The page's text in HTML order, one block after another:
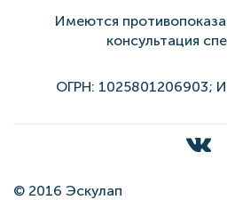
Имеются
консультация
ОГРН: 1025801206903;
© 2016 Эскулап